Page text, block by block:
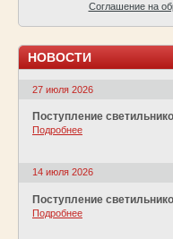
Соглашение на
НОВОСТИ
27 июля 2026
Поступление
Подробнее
14 июля 2026
Поступление
Подробнее